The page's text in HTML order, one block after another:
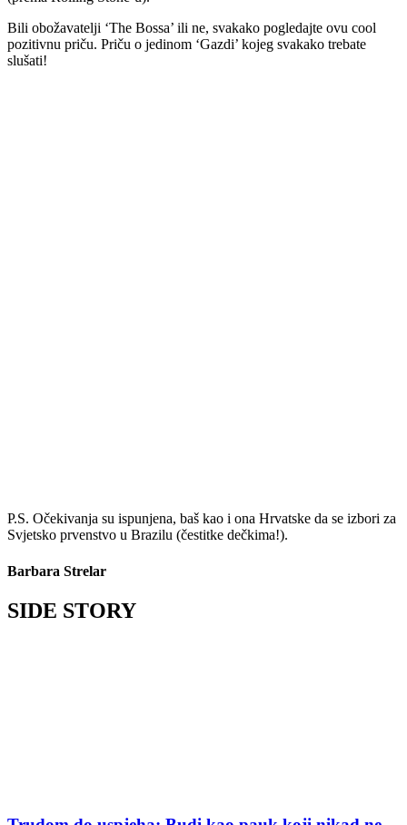
Bili obožavatelji ‘The Bossa’ ili ne, svakako pogledajte ovu cool
pozitivnu priču. Priču o jedinom ‘Gazdi’ kojeg svakako trebate
slušati!
P.S. Očekivanja su ispunjena, baš kao i ona Hrvatske da se izbori za
Svjetsko prvenstvo u Brazilu (čestitke dečkima!).
Barbara Strelar
SIDE STORY